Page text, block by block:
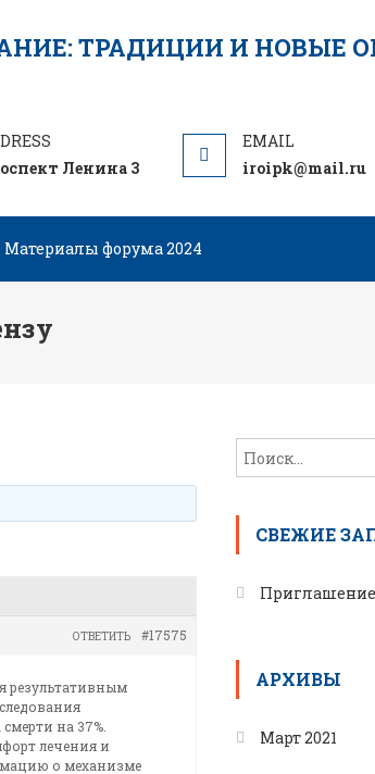
Ленина 3 iroipk@mail.ru
Материалы форума 2024
#17575
ОТВЕТИТЬ
результативным
на 37%.
лечения и
о механизме
СВЕЖИЕ
АРХИВЫ
Март 2021